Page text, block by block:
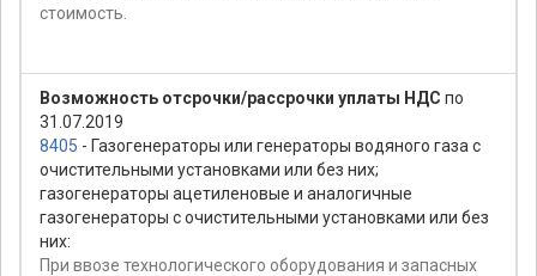
стоимость.
Возможность отсрочки/рассрочки уплаты НДС по
31.07.2019
8405 - Газогенераторы или генераторы водяного газа с
очистительными установками или без них;
газогенераторы ацетиленовые и аналогичные
газогенераторы с очистительными установками или без
них:
При ввозе технологического оборудования и запасных